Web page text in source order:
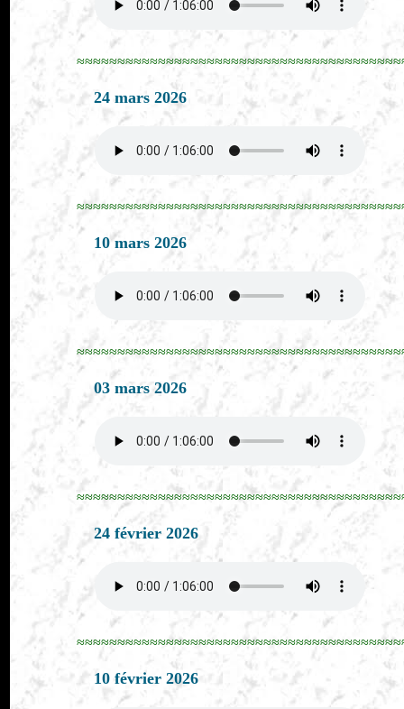
24 mars 2026
10 mars 2026
03 mars 2026
24 février 2026
10 février 2026